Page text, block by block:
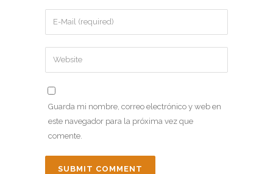
Guarda mi nombre, correo electrónico y web en
este navegador para la próxima vez que
comente.